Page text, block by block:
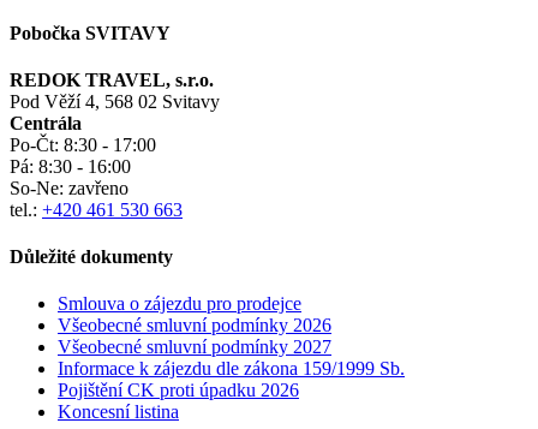
Pobočka SVITAVY
REDOK TRAVEL, s.r.o.
Pod Věží 4, 568 02 Svitavy
Centrála
Po-Čt: 8:30 - 17:00
Pá: 8:30 - 16:00
So-Ne: zavřeno
tel.: +420 461 530 663
Důležité dokumenty
Smlouva o zájezdu pro prodejce
Všeobecné smluvní podmínky 2026
Všeobecné smluvní podmínky 2027
Informace k zájezdu dle zákona 159/1999 Sb.
Pojištění CK proti úpadku 2026
Koncesní listina